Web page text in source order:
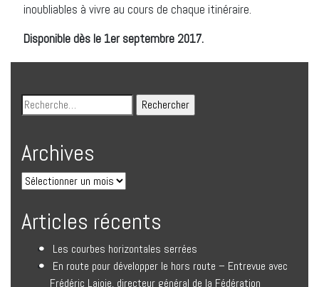
inoubliables à vivre au cours de chaque itinéraire.
Disponible dès le 1er septembre 2017.
Archives
Articles récents
Les courbes horizontales serrées
En route pour développer le hors route – Entrevue avec
Frédéric Lajoie, directeur général de la Fédération